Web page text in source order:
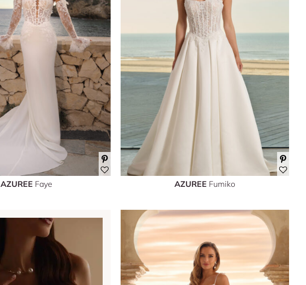
AZUREE Faye AZUREE Fumiko